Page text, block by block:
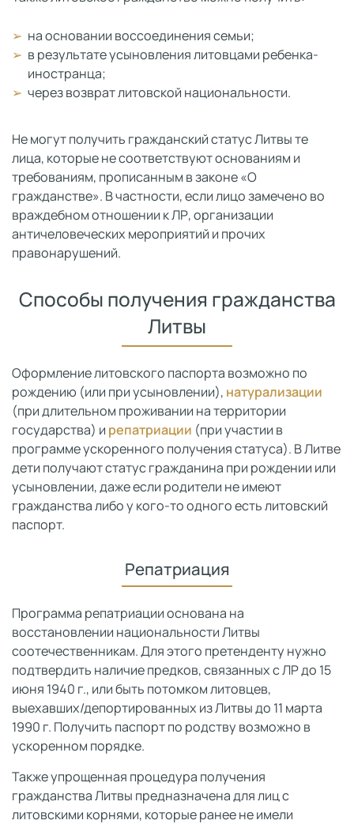
на основании воссоединения семьи;
в результате усыновления литовцами ребенка-
иностранца;
через возврат литовской национальности.
Не могут получить гражданский статус Литвы те
лица, которые не соответствуют основаниям и
требованиям, прописанным в законе «О
гражданстве». В частности, если лицо замечено во
враждебном отношении к ЛР, организации
античеловеческих мероприятий и прочих
правонарушений.
Способы получения гражданства
Литвы
Оформление литовского паспорта возможно по
рождению (или при усыновлении), натурализации
(при длительном проживании на территории
государства) и репатриации (при участии в
программе ускоренного получения статуса). В Литве
дети получают статус гражданина при рождении или
усыновлении, даже если родители не имеют
гражданства либо у кого-то одного есть литовский
паспорт.
Репатриация
Программа репатриации основана на
восстановлении национальности Литвы
соотечественникам. Для этого претенденту нужно
подтвердить наличие предков, связанных с ЛР до 15
июня 1940 г., или быть потомком литовцев,
выехавших/депортированных из Литвы до 11 марта
1990 г. Получить паспорт по родству возможно в
ускоренном порядке.
Также упрощенная процедура получения
гражданства Литвы предназначена для лиц с
литовскими корнями, которые ранее не имели